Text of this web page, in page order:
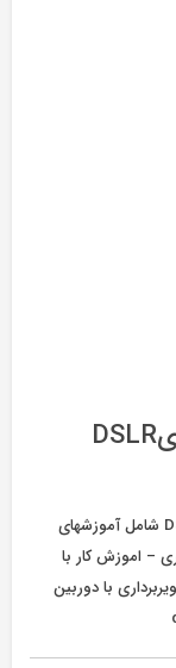
آموزش تصویر برداری بادوربینهایDSLR
قسمت چهارم آموزش تصویر برداری بادوربینهایDSLR شامل آموزشهای
– اموزش کار با
با دوربین